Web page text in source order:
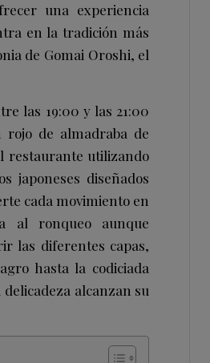
una experiencia
en la tradición más
de Gomai Oroshi, el
las 19:00 y las 21:00
de almadraba de
restaurante utilizando
japoneses diseñados
cada movimiento en
al ronqueo aunque
las diferentes capas,
hasta la codiciada
alcanzan su